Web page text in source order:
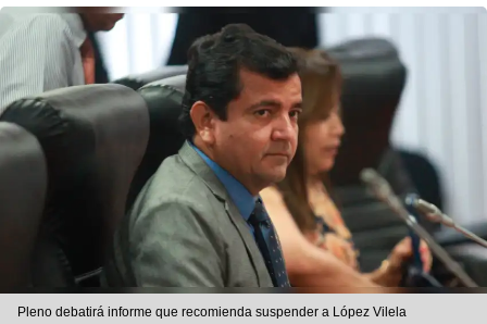
Pleno debatirá informe que recomienda suspender a López Vilela